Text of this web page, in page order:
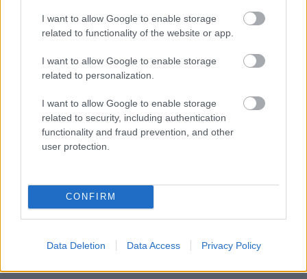
I want to allow Google to enable storage
related to functionality of the website or app.
I want to allow Google to enable storage
related to personalization.
I want to allow Google to enable storage
related to security, including authentication
functionality and fraud prevention, and other
user protection.
CONFIRM
Data Deletion Data Access Privacy Policy
PODCASTS
«Εγώ είμαι η ανάπηρη, αυτοί είναι οι μ***ες» –
Η Maria Rolls χωρίς φίλτρο
με τον